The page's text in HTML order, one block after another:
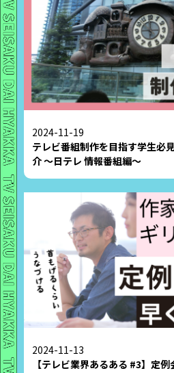
2024-11-19
テレビ番組制作を目指す学生必
介 〜日テレ 情報番組編〜
2024-11-13
【テレビ業界あるある #3】定